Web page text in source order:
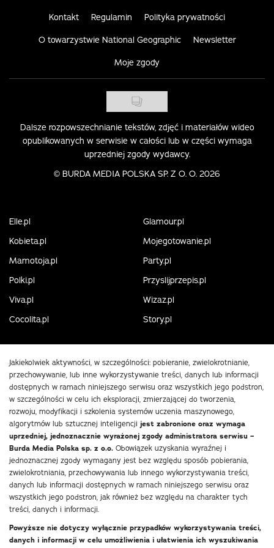
Kontakt Regulamin Polityka prywatności
O towarzystwie National Geographic Newsletter
Moje zgody
Dalsze rozpowszechnianie tekstów, zdjęć i materiałów wideo
opublikowanych w serwisie w całości lub w części wymaga
uprzedniej zgody wydawcy.
© BURDA MEDIA POLSKA SP. Z O. O. 2026
Elle.pl
Glamour.pl
Kobieta.pl
Mojegotowanie.pl
Mamotoja.pl
Party.pl
Polki.pl
Przyslijprzepis.pl
Viva.pl
Wizaz.pl
Cocolita.pl
Story.pl
Jakiekolwiek aktywności, w szczególności: pobieranie, zwielokrotnianie,
przechowywanie, lub inne wykorzystywanie treści, danych lub informacji
dostępnych w ramach niniejszego serwisu oraz wszystkich jego podstron,
w szczególności w celu ich eksploracji, zmierzającej do tworzenia,
rozwoju, modyfikacji i szkolenia systemów uczenia maszynowego,
algorytmów lub sztucznej inteligencji jest zabronione oraz wymaga
uprzedniej, jednoznacznie wyrażonej zgody administratora serwisu –
Burda Media Polska sp. z o.o. Obowiązek uzyskania wyraźnej i
jednoznacznej zgody wymagany jest bez względu sposób pobierania,
zwielokrotniania, przechowywania lub innego wykorzystywania treści,
danych lub informacji dostępnych w ramach niniejszego serwisu oraz
wszystkich jego podstron, jak również bez względu na charakter tych
treści, danych i informacji.
Powyższe nie dotyczy wyłącznie przypadków wykorzystywania treści,
danych i informacji w celu umożliwienia i ułatwienia ich wyszukiwania